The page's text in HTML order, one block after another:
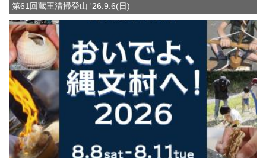
第61回蔵王清掃登山 '26.9.6(日)